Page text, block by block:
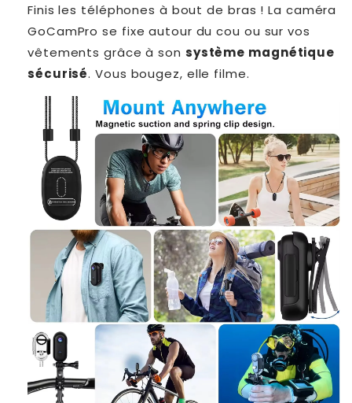
Finis les téléphones à bout de bras ! La caméra
GoCamPro se fixe autour du cou ou sur vos
vêtements grâce à son système magnétique
sécurisé. Vous bougez, elle filme.